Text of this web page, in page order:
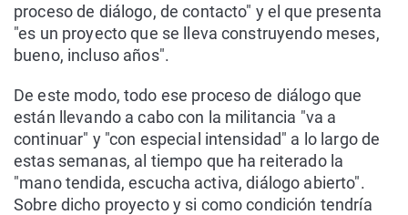
proceso de diálogo, de contacto" y el que presenta
"es un proyecto que se lleva construyendo meses,
bueno, incluso años".
De este modo, todo ese proceso de diálogo que
están llevando a cabo con la militancia "va a
continuar" y "con especial intensidad" a lo largo de
estas semanas, al tiempo que ha reiterado la
"mano tendida, escucha activa, diálogo abierto".
Sobre dicho proyecto y si como condición tendría